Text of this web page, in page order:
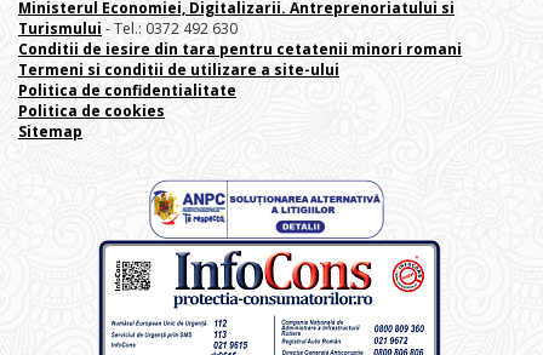
Ministerul Economiei, Digitalizarii. Antreprenoriatului si
Turismului - Tel.: 0372 492 630
Conditii de iesire din tara pentru cetatenii minori romani
Termeni si conditii de utilizare a site-ului
Politica de confidentialitate
Politica de cookies
Sitemap